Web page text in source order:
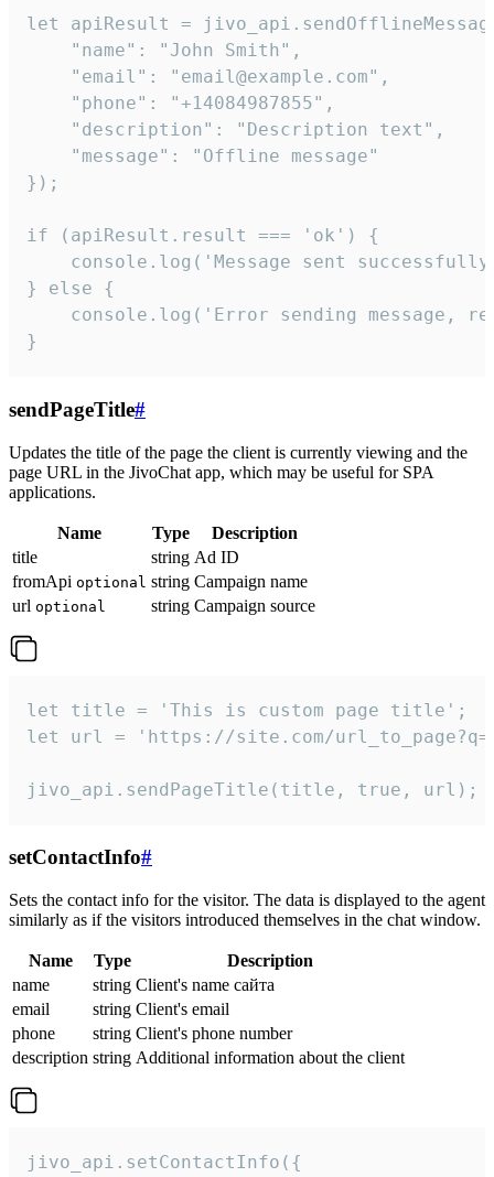
let apiResult =
    "name": "John Smith",
    "email": "email@example.com",
    "phone": "+14084987855",
    "description": "Description text",
    "message": "Offline message"
});
if (apiResult.result === 'ok') {
console.log('Message sent
} else {
console.log('Error sending message,
}
sendPageTitle#
Updates the title of the page the client is currently viewing and the
page URL in the JivoChat app, which may be useful for SPA
applications.
Name Type
Description
title
string Ad ID
fromApi optional string Campaign name
url optional string Campaign source
let title = 'This is custom page title';
let url = 'https://site.com/
jivo_api.sendPageTitle(title, true, url);
setContactInfo#
Sets the contact info for the visitor. The data is displayed to the agent
similarly as if the visitors introduced themselves in the chat window.
Name Type
Description
name
string Client's name сайта
email
string Client's email
phone
string Client's phone number
description string Additional information about the client
jivo_api.setContactInfo({